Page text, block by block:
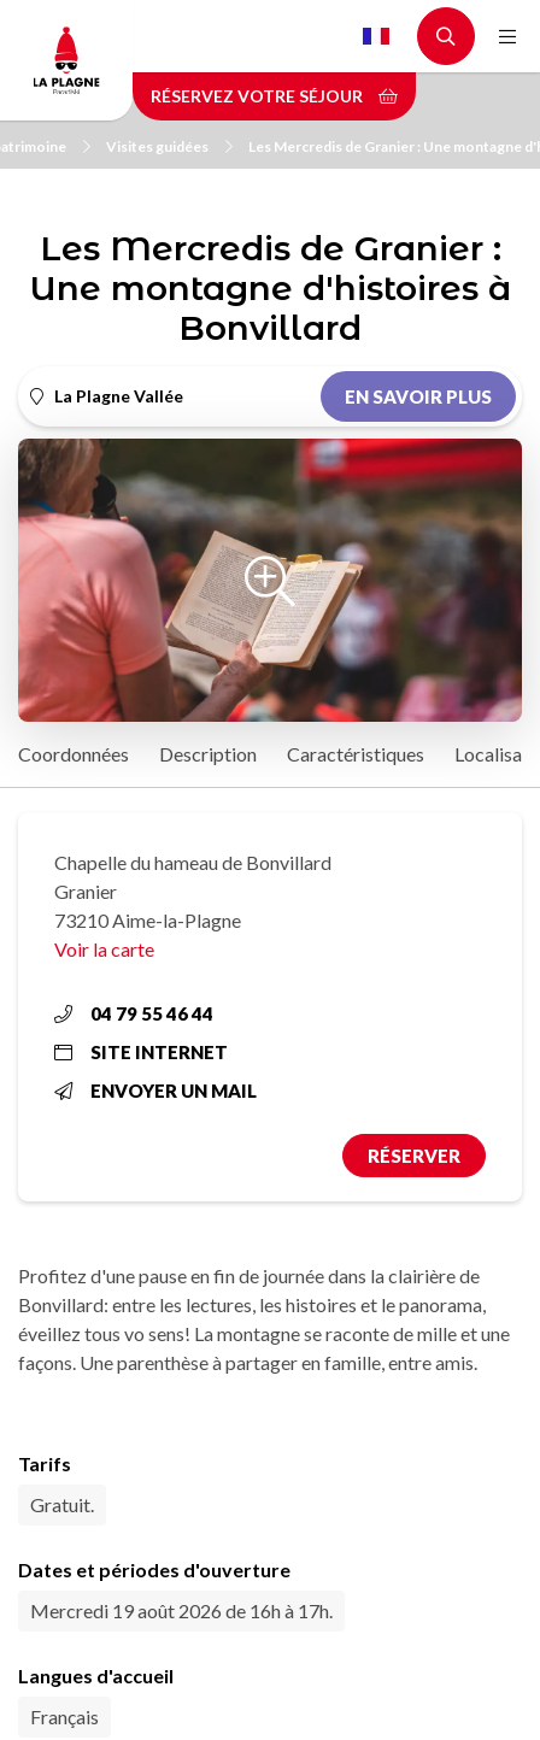
contenu
principal
RÉSERVEZ VOTRE SÉJOUR
Visites guidées Les Mercredis de Granier : Une montagne
Les Mercredis de Granier :
Une montagne d'histoires à
Bonvillard
La Plagne Vallée EN SAVOIR PLUS
Coordonnées Description Caractéristiques
Chapelle du hameau de Bonvillard
Granier
73210 Aime-la-Plagne
Voir la carte
04 79 55 46 44
SITE INTERNET
ENVOYER UN MAIL
RÉSERVER
Profitez d'une pause en fin de journée dans la clairière de
Bonvillard: entre les lectures, les histoires et le panorama,
éveillez tous vo sens! La montagne se raconte de mille et une
façons. Une parenthèse à partager en famille, entre amis.
Tarifs
Gratuit.
Dates et périodes d'ouverture
Mercredi 19 août 2026 de 16h à 17h.
Langues d'accueil
Français